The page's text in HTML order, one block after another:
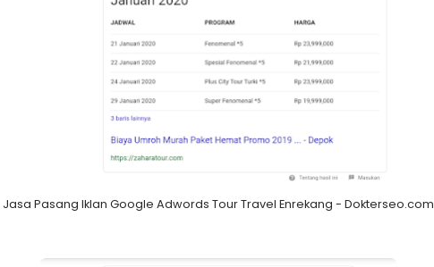
Jasa Pasang Iklan Google Adwords Tour Travel Enrekang - Dokterseo.com